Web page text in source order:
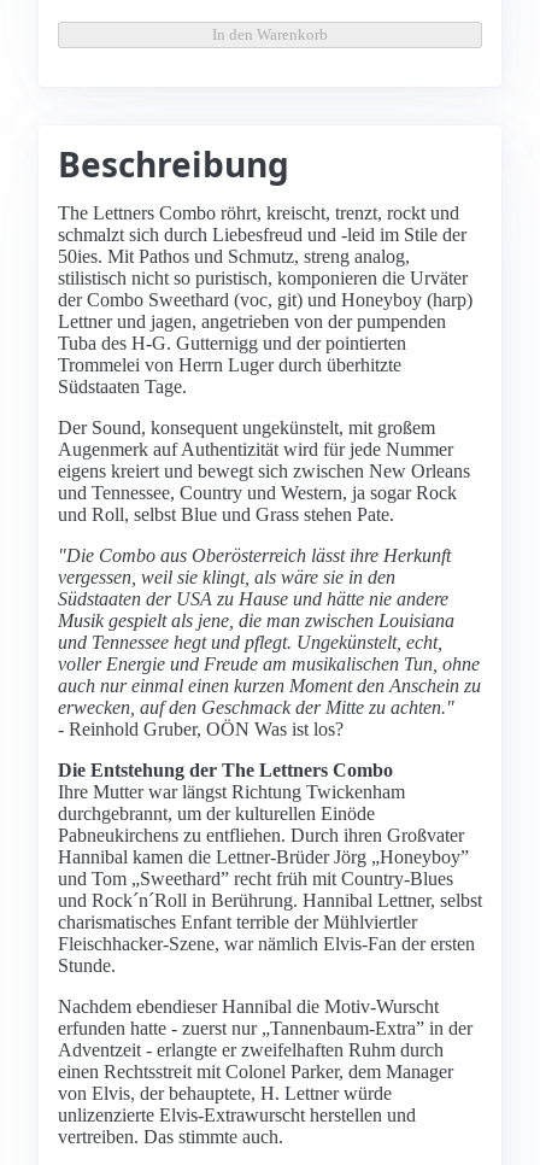
In den Warenkorb
Beschreibung
The Lettners Combo röhrt, kreischt, trenzt, rockt und
schmalzt sich durch Liebesfreud und -leid im Stile der
50ies. Mit Pathos und Schmutz, streng analog,
stilistisch nicht so puristisch, komponieren die Urväter
der Combo Sweethard (voc, git) und Honeyboy (harp)
Lettner und jagen, angetrieben von der pumpenden
Tuba des H-G. Gutternigg und der pointierten
Trommelei von Herrn Luger durch überhitzte
Südstaaten Tage.
Der Sound, konsequent ungekünstelt, mit großem
Augenmerk auf Authentizität wird für jede Nummer
eigens kreiert und bewegt sich zwischen New Orleans
und Tennessee, Country und Western, ja sogar Rock
und Roll, selbst Blue und Grass stehen Pate.
"Die Combo aus Oberösterreich lässt ihre Herkunft
vergessen, weil sie klingt, als wäre sie in den
Südstaaten der USA zu Hause und hätte nie andere
Musik gespielt als jene, die man zwischen Louisiana
und Tennessee hegt und pflegt. Ungekünstelt, echt,
voller Energie und Freude am musikalischen Tun, ohne
auch nur einmal einen kurzen Moment den Anschein zu
erwecken, auf den Geschmack der Mitte zu achten."
- Reinhold Gruber, OÖN Was ist los?
Die Entstehung der The Lettners Combo
Ihre Mutter war längst Richtung Twickenham
durchgebrannt, um der kulturellen Einöde
Pabneukirchens zu entfliehen. Durch ihren Großvater
Hannibal kamen die Lettner-Brüder Jörg „Honeyboy”
und Tom „Sweethard” recht früh mit Country-Blues
und Rock´n´Roll in Berührung. Hannibal Lettner, selbst
charismatisches Enfant terrible der Mühlviertler
Fleischhacker-Szene, war nämlich Elvis-Fan der ersten
Stunde.
Nachdem ebendieser Hannibal die Motiv-Wurscht
erfunden hatte - zuerst nur „Tannenbaum-Extra” in der
Adventzeit - erlangte er zweifelhaften Ruhm durch
einen Rechtsstreit mit Colonel Parker, dem Manager
von Elvis, der behauptete, H. Lettner würde
unlizenzierte Elvis-Extrawurscht herstellen und
vertreiben. Das stimmte auch.